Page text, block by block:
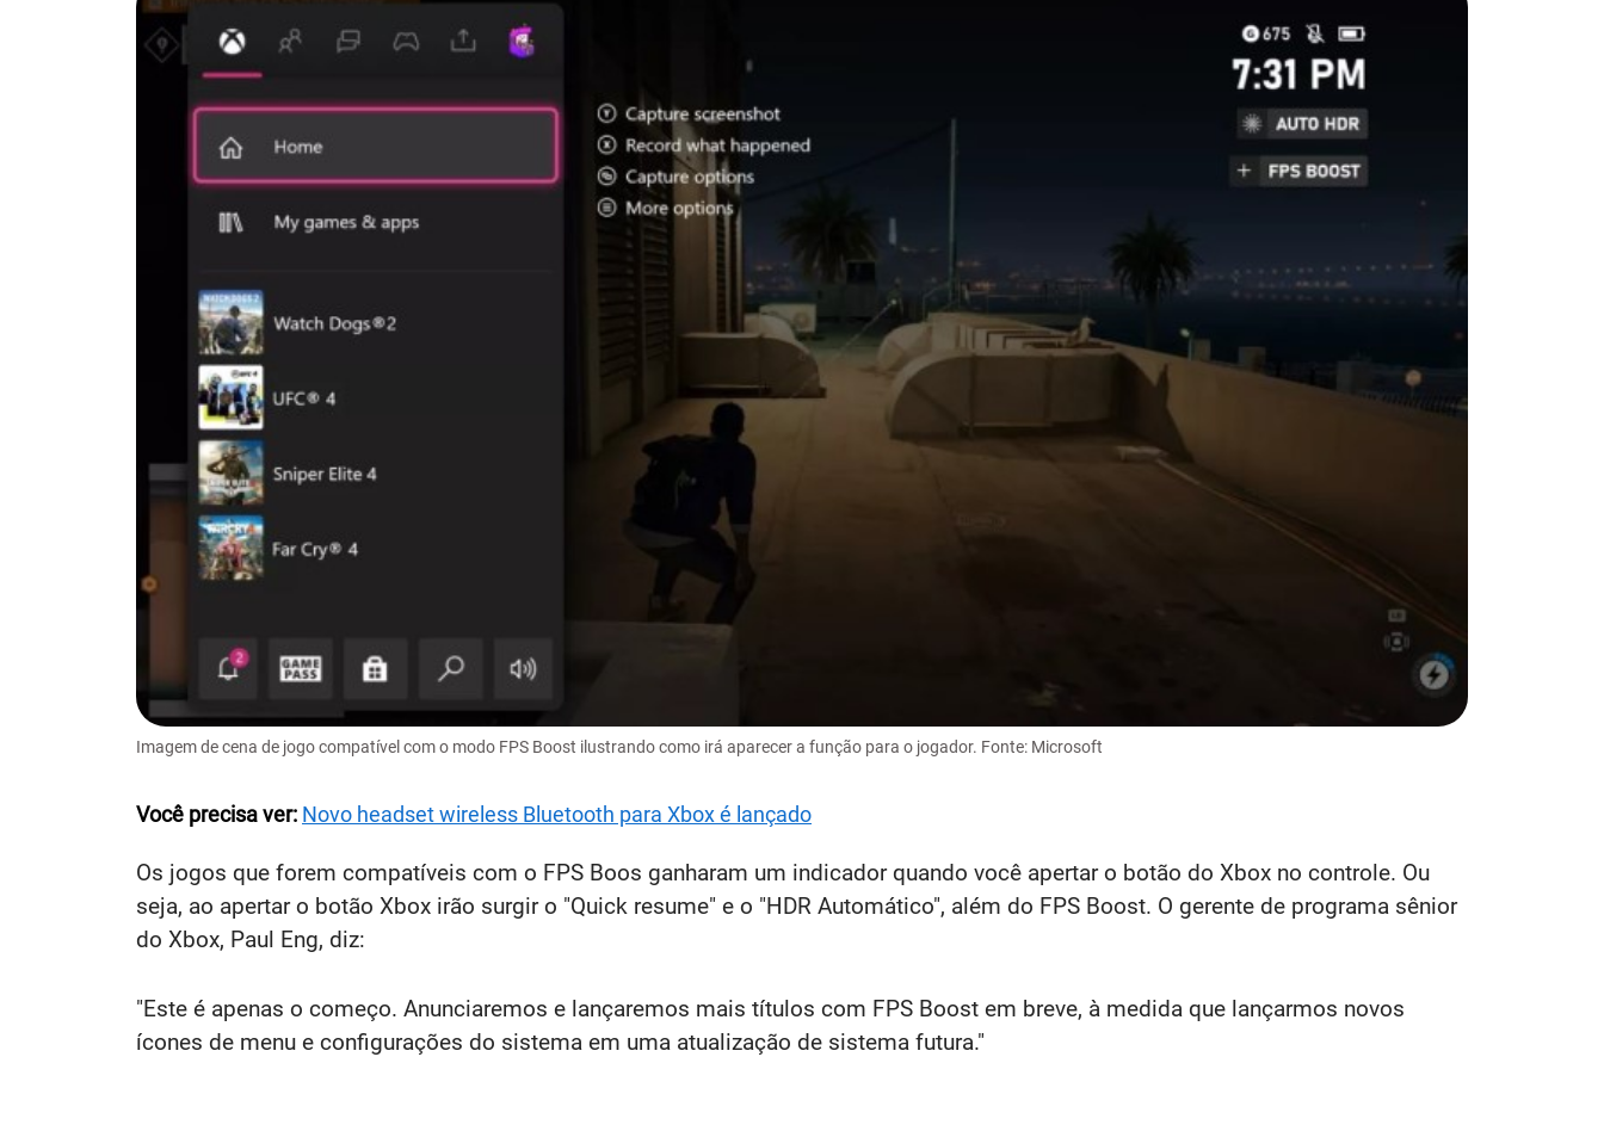
Imagem de cena de jogo compatível com o modo FPS Boost ilustrando como irá aparecer a função para o jogador. Fonte: Microsoft
Você precisa ver: Novo headset wireless Bluetooth para Xbox é lançado
Os jogos que forem compatíveis com o FPS Boos ganharam um indicador quando você apertar o botão do Xbox no controle. Ou
seja, ao apertar o botão Xbox irão surgir o "Quick resume" e o "HDR Automático", além do FPS Boost. O gerente de programa sênior
do Xbox, Paul Eng, diz:
"Este é apenas o começo. Anunciaremos e lançaremos mais títulos com FPS Boost em breve, à medida que lançarmos novos
ícones de menu e configurações do sistema em uma atualização de sistema futura."